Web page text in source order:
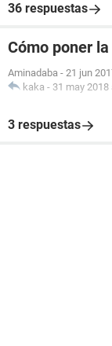
36 respuestas
Cómo poner
Aminadaba - 21 jun
kaka - 31 may 2018
3 respuestas